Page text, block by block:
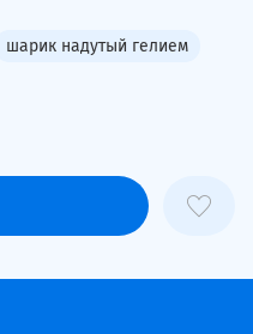
шарик надутый гелием